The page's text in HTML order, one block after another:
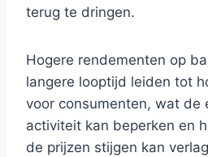
terug te dringen.
Hogere rendementen op
langere looptijd leiden tot
voor consumenten, wat de
activiteit kan beperken en
de prijzen stijgen kan